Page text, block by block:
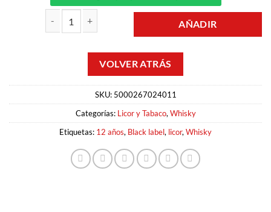
WHISKY BLACK LABEL 12 AÑOS 0.75LT JOHNNIE WALKER
AÑADIR
SKU: 5000267024011
Categorías: Licor y Tabaco,Whisky
Etiquetas: 12 años, Black label, licor,Whisky